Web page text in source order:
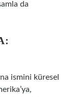
da
ismini küresel